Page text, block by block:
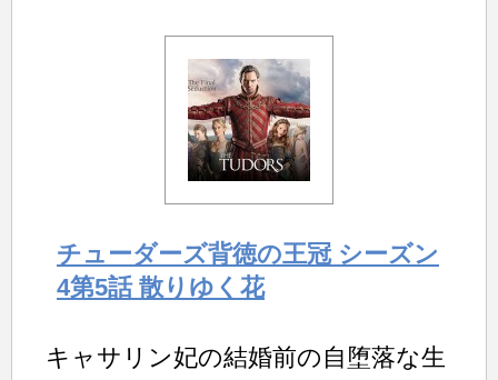
チューダーズ背徳の王冠 シーズン
4第5話 散りゆく花
キャサリン妃の結婚前の自堕落な生